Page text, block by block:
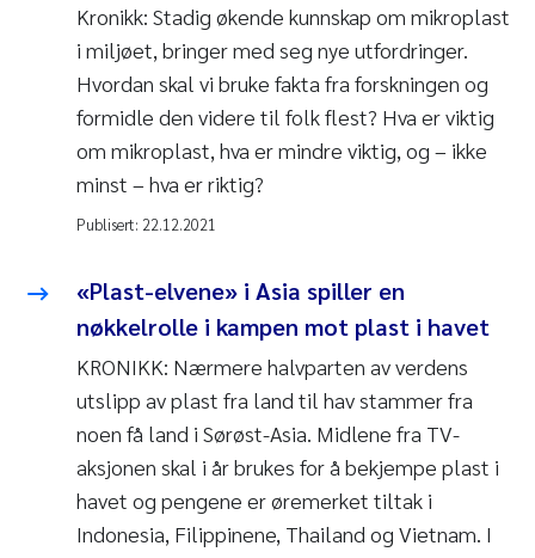
Kronikk: Stadig økende kunnskap om mikroplast
i miljøet, bringer med seg nye utfordringer.
Hvordan skal vi bruke fakta fra forskningen og
formidle den videre til folk flest? Hva er viktig
om mikroplast, hva er mindre viktig, og – ikke
minst – hva er riktig?
Publisert: 22.12.2021
«Plast-elvene» i Asia spiller en
nøkkelrolle i kampen mot plast i havet
KRONIKK: Nærmere halvparten av verdens
utslipp av plast fra land til hav stammer fra
noen få land i Sørøst-Asia. Midlene fra TV-
aksjonen skal i år brukes for å bekjempe plast i
havet og pengene er øremerket tiltak i
Indonesia, Filippinene, Thailand og Vietnam. I